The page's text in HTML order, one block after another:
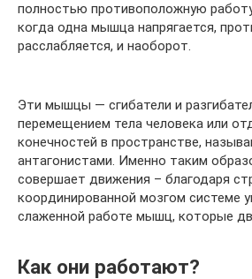
полностью противоположную
когда одна мышца напрягается,
расслабляется, и наоборот.
Эти мышцы — сгибатели и
перемещением тела человека или
конечностей в пространстве,
антагонистами. Именно таким
совершает движения – благодаря
координированной мозгом системе
слаженной работе мышц, которые
Как они работают?